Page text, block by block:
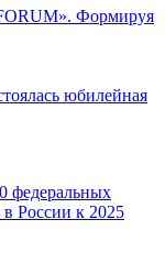
Формируя
юбилейная
федеральных
в России к 2025